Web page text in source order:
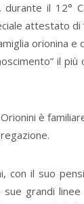
il 12°
attestato di
orionina e
il
è
con il suo
grandi